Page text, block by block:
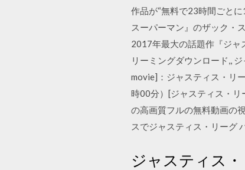
作品が“無料で23時間ごと
スーパーマン』のザック・
2017年最大の話題作『ジャ
リーミングダウンロード,,
movie]：ジャスティス・リ
時00分）[ジャスティス・リ
の高画質フルの無料動画の
スでジャスティス・リーグ
ジャスティス